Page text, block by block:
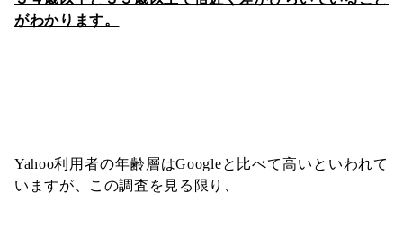
がわかります。
Yahoo利用者の年齢層はGoogleと比べて高いといわれて
いますが、この調査を見る限り、